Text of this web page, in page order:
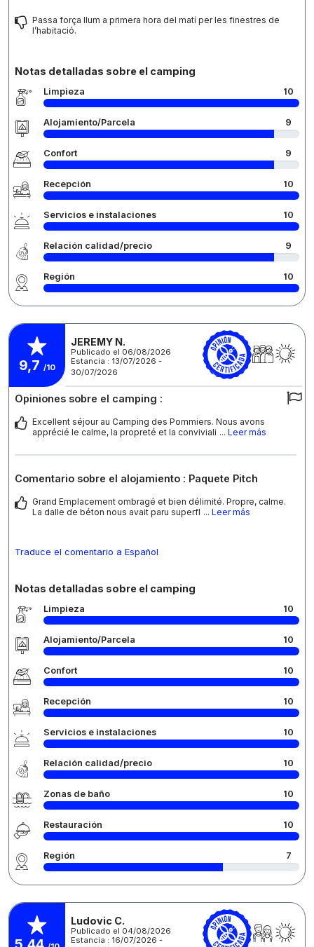
Passa força llum a primera hora del matí per les finestres de
l’habitació.
Notas detalladas sobre el camping
Limpieza 10
Alojamiento/Parcela 9
Confort 9
Recepción 10
Servicios e instalaciones 10
Relación calidad/precio 9
Región 10
9,7 /10
JEREMY N.
Publicado el 06/08/2026
Estancia : 13/07/2026 -
30/07/2026
Opiniones sobre el camping :
Excellent séjour au Camping des Pommiers. Nous avons
apprécié le calme, la propreté et la conviviali ... Leer más
Comentario sobre el alojamiento : Paquete Pitch
Grand Emplacement ombragé et bien délimité. Propre, calme.
La dalle de béton nous avait paru superfl ... Leer más
Traduce el comentario a Español
Notas detalladas sobre el camping
Limpieza 10
Alojamiento/Parcela 10
Confort 10
Recepción 10
Servicios e instalaciones 10
Relación calidad/precio 10
Zonas de baño 10
Restauración 10
Región 7
Ludovic C.
Publicado el 04/08/2026
Estancia : 16/07/2026 -